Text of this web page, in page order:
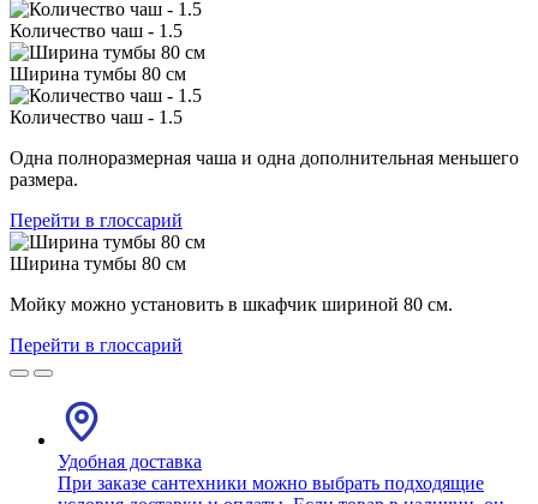
Количество чаш - 1.5
Ширина тумбы 80 см
Количество чаш - 1.5
Одна полноразмерная чаша и одна дополнительная меньшего
размера.
Перейти в глоссарий
Ширина тумбы 80 см
Мойку можно установить в шкафчик шириной 80 см.
Перейти в глоссарий
Удобная доставка
При заказе сантехники можно выбрать подходящие